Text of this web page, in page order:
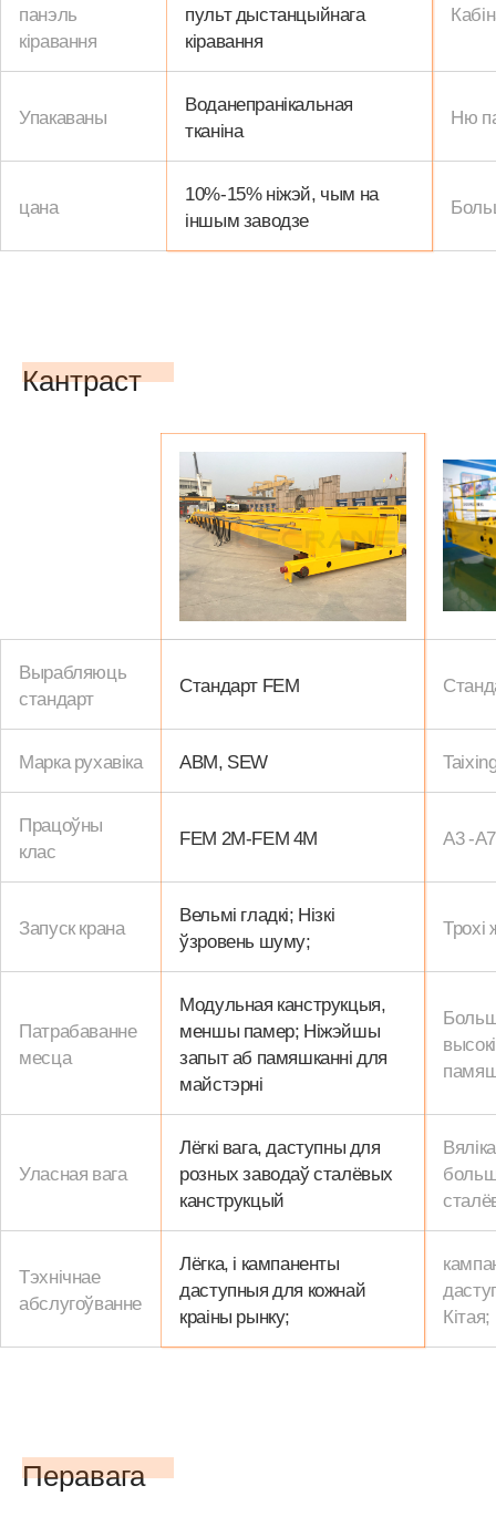
панэль
кіравання
пульт дыстанцыйнага
кіравання
Упакаваны
Воданепранікальная
тканіна
Ню
цана
10%-15% ніжэй, чым на
іншым заводзе
Кантраст
Вырабляюць
стандарт
Стандарт FEM
Марка рухавіка ABM, SEW
Працоўны
клас
FEM 2M-FEM 4M A3 -A7
Запуск крана
Вельмі гладкі; Нізкі
ўзровень шуму;
Трохі
Патрабаванне
месца
Модульная канструкцыя,
меншы памер; Ніжэйшы
запыт аб памяшканні для
майстэрні
Уласная вага
Лёгкі вага, даступны для
розных заводаў сталёвых
канструкцый
Тэхнічнае
абслугоўванне
Лёгка, і кампаненты
даступныя для кожнай
краіны рынку;
Кітая;
Перавага